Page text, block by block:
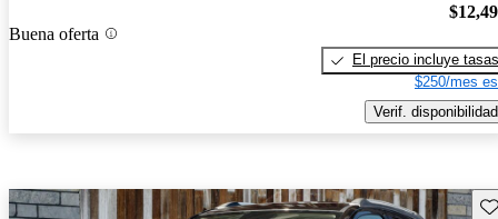
Buena oferta
El precio incluye tasas
$250/mes
Verif. disponibilidad